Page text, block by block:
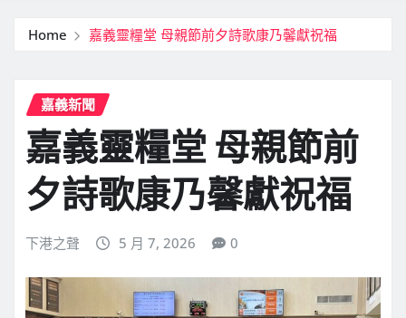
Home 嘉義靈糧堂 母親節前夕詩歌康乃馨獻祝福
嘉義新聞
嘉義靈糧堂 母親節前
夕詩歌康乃馨獻祝福
下港之聲 5 月 7, 2026 0